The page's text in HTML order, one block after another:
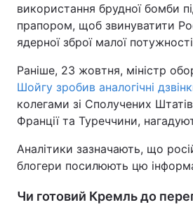
використання брудної бомби
прапором, щоб звинуватити
ядерної зброї малої потужності
Раніше, 23 жовтня, міністр
Шойгу зробив аналогічні
колегами зі Сполучених
Франції та Туреччини,
Аналітики зазначають, що
блогери посилюють цю
Чи готовий Кремль до